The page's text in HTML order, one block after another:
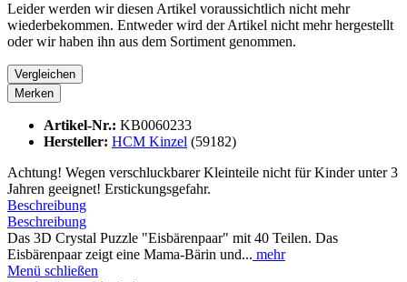
Leider werden wir diesen Artikel voraussichtlich nicht mehr
wiederbekommen. Entweder wird der Artikel nicht mehr hergestellt
oder wir haben ihn aus dem Sortiment genommen.
Vergleichen
Merken
Artikel-Nr.: KB0060233
Hersteller: HCM Kinzel (59182)
Achtung! Wegen verschluckbarer Kleinteile nicht für Kinder unter 3
Jahren geeignet! Erstickungsgefahr.
Beschreibung
Beschreibung
Das 3D Crystal Puzzle "Eisbärenpaar" mit 40 Teilen. Das
Eisbärenpaar zeigt eine Mama-Bärin und... mehr
Menü schließen